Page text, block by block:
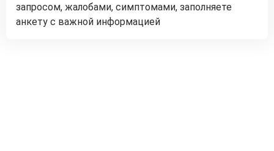
запросом, жалобами, симптомами, заполняете
анкету с важной информацией